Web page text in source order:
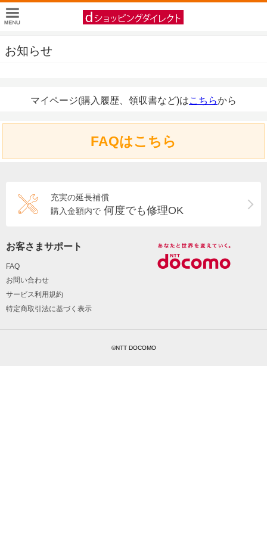
お知らせ
マイページ(購入履歴、領収書など)はこちらから
FAQはこちら
充実の延長補償
購入金額内で 何度でも修理OK
お客さまサポート
FAQ
お問い合わせ
サービス利用規約
特定商取引法に基づく表示
©NTT DOCOMO